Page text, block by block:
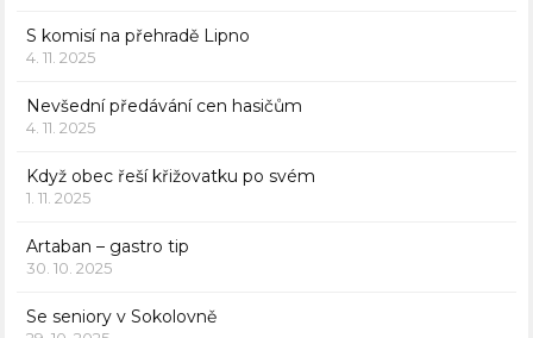
S komisí na přehradě Lipno
4. 11. 2025
Nevšední předávání cen hasičům
4. 11. 2025
Když obec řeší křižovatku po svém
1. 11. 2025
Artaban – gastro tip
30. 10. 2025
Se seniory v Sokolovně